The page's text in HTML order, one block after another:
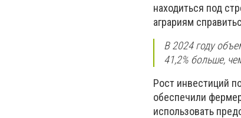
находиться под
аграриям
В 2024 году
41,2% больше,
Рост инвестиций
обеспечили
использовать